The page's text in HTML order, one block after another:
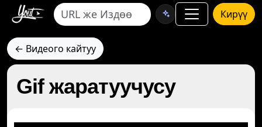
Кирүү
← Видеого кайтуу
Gif жаратуучусу